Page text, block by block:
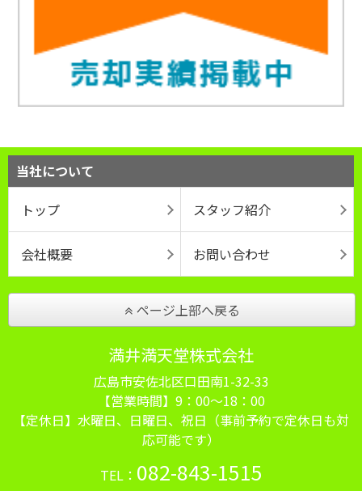
当社について
トップ
スタッフ紹介
会社概要 お問い合わせ
ページ上部へ戻る
満井満天堂株式会社
広島市安佐北区口田南1-32-33
【営業時間】9：00～18：00
【定休日】水曜日、日曜日、祝日（事前予約で定休日も対
応可能です）
TEL： 082-843-1515